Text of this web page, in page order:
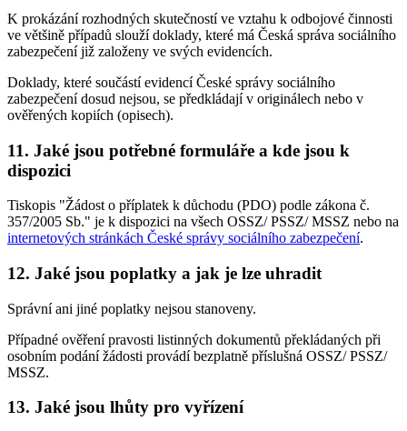
K prokázání rozhodných skutečností ve vztahu k odbojové činnosti
ve většině případů slouží doklady, které má Česká správa sociálního
zabezpečení již založeny ve svých evidencích.
Doklady, které součástí evidencí České správy sociálního
zabezpečení dosud nejsou, se předkládají v originálech nebo v
ověřených kopiích (opisech).
11. Jaké jsou potřebné formuláře a kde jsou k
dispozici
Tiskopis "Žádost o příplatek k důchodu (PDO) podle zákona č.
357/2005 Sb." je k dispozici na všech OSSZ/ PSSZ/ MSSZ nebo na
internetových stránkách České správy sociálního zabezpečení.
12. Jaké jsou poplatky a jak je lze uhradit
Správní ani jiné poplatky nejsou stanoveny.
Případné ověření pravosti listinných dokumentů překládaných při
osobním podání žádosti provádí bezplatně příslušná OSSZ/ PSSZ/
MSSZ.
13. Jaké jsou lhůty pro vyřízení